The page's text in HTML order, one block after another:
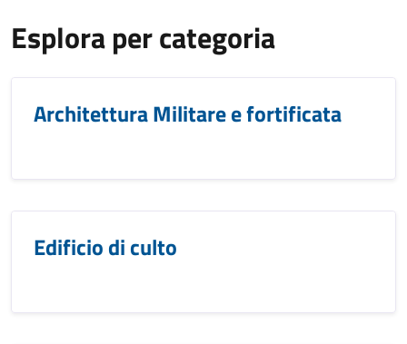
Esplora per categoria
Architettura Militare e fortificata
Edificio di culto